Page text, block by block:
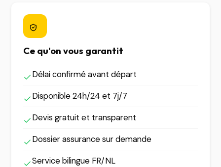
Ce qu'on vous garantit
Délai confirmé avant départ
Disponible 24h/24 et 7j/7
Devis gratuit et transparent
Dossier assurance sur demande
Service bilingue FR/NL